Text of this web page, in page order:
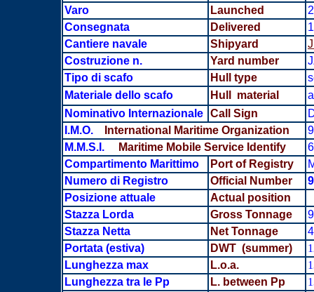
Varo
Launched
Consegnata
Delivered
Cantiere navale
Shipyard
Costruzione n.
Yard number
Tipo di scafo
Hull type
Materiale dello scafo
Hull material
Nominativo Internazionale Call Sign
I.M.O.
International Maritime Organization
M.M.S.I.
Maritime Mobile Service Identify
Compartimento Marittimo
Port of Registry
Numero di Registro
Official Number
Posizione attuale
Actual position
Stazza Lorda
Gross Tonnage
Stazza Netta
Net Tonnage
Portata (estiva) DWT (summer)
Lunghezza max
L.o.a.
Lunghezza tra le Pp
L. between Pp